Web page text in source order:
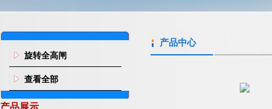
旋转全高闸
查看全部
产品展示
产品中心